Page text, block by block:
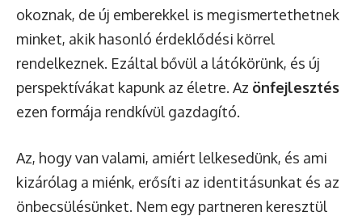
okoznak, de új emberekkel is megismertethetnek
minket, akik hasonló érdeklődési körrel
rendelkeznek. Ezáltal bővül a látókörünk, és új
perspektívákat kapunk az életre. Az önfejlesztés
ezen formája rendkívül gazdagító.
Az, hogy van valami, amiért lelkesedünk, és ami
kizárólag a miénk, erősíti az identitásunkat és az
önbecsülésünket. Nem egy partneren keresztül